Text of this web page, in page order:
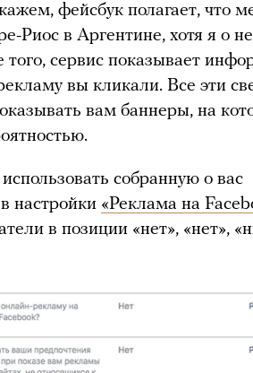
фейсбук полагает, что
Риос в Аргентине, хотя я о
сервис показывает
вы кликали. Все эти
вам баннеры, на
собранную о вас
настройки «Реклама на
в позиции «нет», «нет»,